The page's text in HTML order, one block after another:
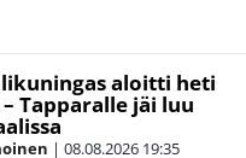
aloitti heti
Tapparalle jäi luu
| 08.08.2026 19:35